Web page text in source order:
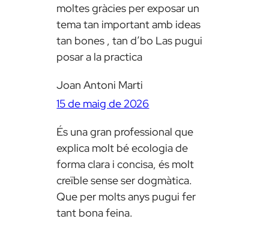
moltes gràcies per exposar un
tema tan important amb ideas
tan bones , tan d’bo Las pugui
posar a la practica
Joan Antoni Marti
15 de maig de 2026
És una gran professional que
explica molt bé ecologia de
forma clara i concisa, és molt
creïble sense ser dogmàtica.
Que per molts anys pugui fer
tant bona feina.